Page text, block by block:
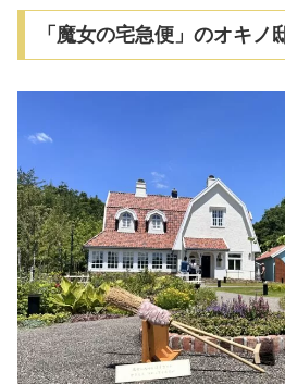
「魔女の宅急便」のオキノ